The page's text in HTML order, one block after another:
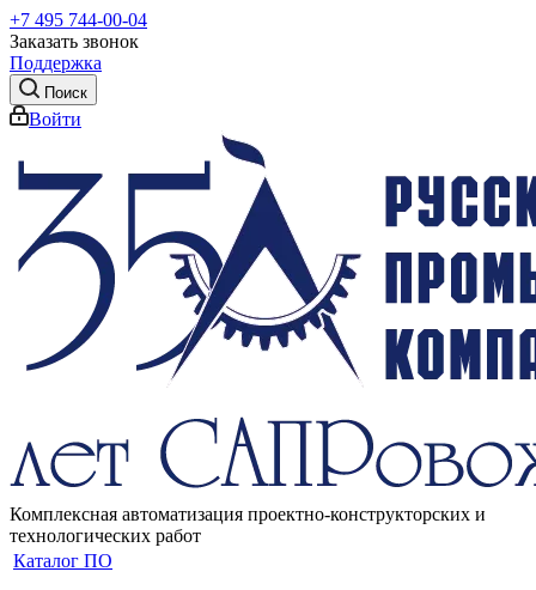
+7 495 744-00-04
Заказать звонок
Поддержка
Поиск
Войти
Комплексная автоматизация проектно-конструкторских и
технологических работ
Каталог ПО